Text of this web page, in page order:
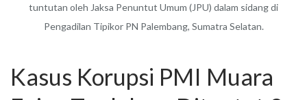
tuntutan oleh Jaksa Penuntut Umum (JPU) dalam sidang di
Pengadilan Tipikor PN Palembang, Sumatra Selatan.
Kasus Korupsi PMI Muara